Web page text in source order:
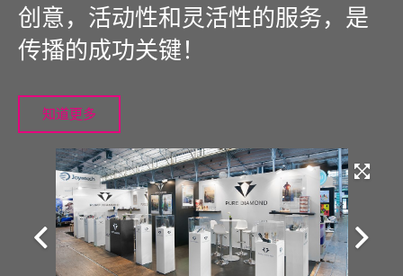
创意，活动性和灵活性的服务，是
传播的成功关键！
知道更多